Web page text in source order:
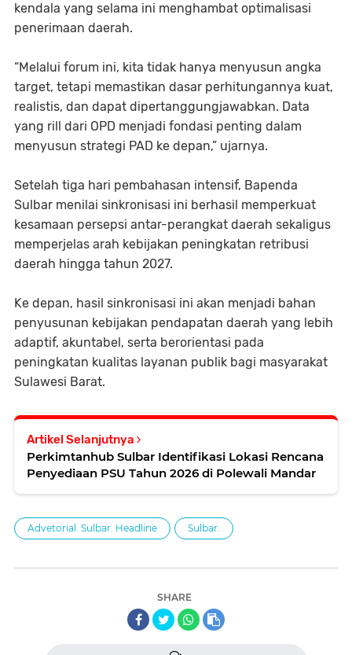
kendala yang selama ini menghambat optimalisasi
penerimaan daerah.
“Melalui forum ini, kita tidak hanya menyusun angka
target, tetapi memastikan dasar perhitungannya kuat,
realistis, dan dapat dipertanggungjawabkan. Data
yang rill dari OPD menjadi fondasi penting dalam
menyusun strategi PAD ke depan,” ujarnya.
Setelah tiga hari pembahasan intensif, Bapenda
Sulbar menilai sinkronisasi ini berhasil memperkuat
kesamaan persepsi antar-perangkat daerah sekaligus
memperjelas arah kebijakan peningkatan retribusi
daerah hingga tahun 2027.
Ke depan, hasil sinkronisasi ini akan menjadi bahan
penyusunan kebijakan pendapatan daerah yang lebih
adaptif, akuntabel, serta berorientasi pada
peningkatan kualitas layanan publik bagi masyarakat
Sulawesi Barat.
Artikel Selanjutnya
Perkimtanhub Sulbar Identifikasi Lokasi Rencana
Penyediaan PSU Tahun 2026 di Polewali Mandar
Advetorial. Sulbar. Headline Sulbar.
SHARE